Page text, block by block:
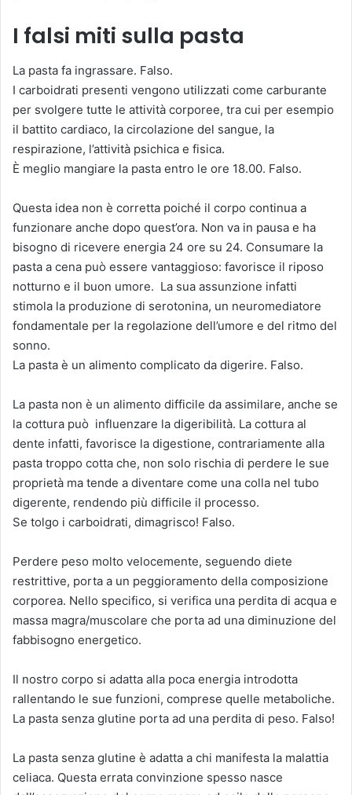
I falsi miti sulla pasta
La pasta fa ingrassare. Falso.
I carboidrati presenti vengono utilizzati come carburante
per svolgere tutte le attività corporee, tra cui per esempio
il battito cardiaco, la circolazione del sangue, la
respirazione, l’attività psichica e fisica.
È meglio mangiare la pasta entro le ore 18.00. Falso.
Questa idea non è corretta poiché il corpo continua a
funzionare anche dopo quest’ora. Non va in pausa e ha
bisogno di ricevere energia 24 ore su 24. Consumare la
pasta a cena può essere vantaggioso: favorisce il riposo
notturno e il buon umore. La sua assunzione infatti
stimola la produzione di serotonina, un neuromediatore
fondamentale per la regolazione dell’umore e del ritmo del
sonno.
La pasta è un alimento complicato da digerire. Falso.
La pasta non è un alimento difficile da assimilare, anche se
la cottura può influenzare la digeribilità. La cottura al
dente infatti, favorisce la digestione, contrariamente alla
pasta troppo cotta che, non solo rischia di perdere le sue
proprietà ma tende a diventare come una colla nel tubo
digerente, rendendo più difficile il processo.
Se tolgo i carboidrati, dimagrisco! Falso.
Perdere peso molto velocemente, seguendo diete
restrittive, porta a un peggioramento della composizione
corporea. Nello specifico, si verifica una perdita di acqua e
massa magra/muscolare che porta ad una diminuzione del
fabbisogno energetico.
Il nostro corpo si adatta alla poca energia introdotta
rallentando le sue funzioni, comprese quelle metaboliche.
La pasta senza glutine porta ad una perdita di peso. Falso!
La pasta senza glutine è adatta a chi manifesta la malattia
celiaca. Questa errata convinzione spesso nasce